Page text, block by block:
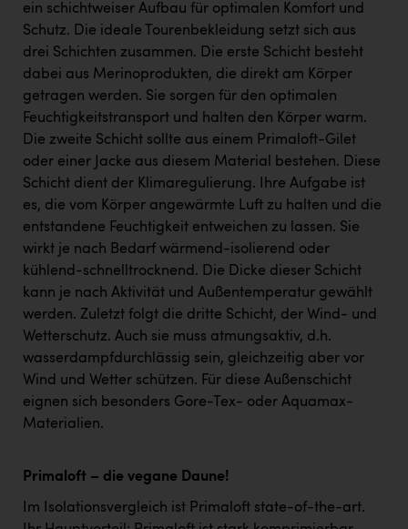
ein schichtweiser Aufbau für optimalen Komfort und
Schutz. Die ideale Tourenbekleidung setzt sich aus
drei Schichten zusammen. Die erste Schicht besteht
dabei aus Merinoprodukten, die direkt am Körper
getragen werden. Sie sorgen für den optimalen
Feuchtigkeitstransport und halten den Körper warm.
Die zweite Schicht sollte aus einem Primaloft-Gilet
oder einer Jacke aus diesem Material bestehen. Diese
Schicht dient der Klimaregulierung. Ihre Aufgabe ist
es, die vom Körper angewärmte Luft zu halten und die
entstandene Feuchtigkeit entweichen zu lassen. Sie
wirkt je nach Bedarf wärmend-isolierend oder
kühlend-schnelltrocknend. Die Dicke dieser Schicht
kann je nach Aktivität und Außentemperatur gewählt
werden. Zuletzt folgt die dritte Schicht, der Wind- und
Wetterschutz. Auch sie muss atmungsaktiv, d.h.
wasserdampfdurchlässig sein, gleichzeitig aber vor
Wind und Wetter schützen. Für diese Außenschicht
eignen sich besonders Gore-Tex- oder Aquamax-
Materialien.
Primaloft – die vegane Daune!
Im Isolationsvergleich ist Primaloft state-of-the-art.